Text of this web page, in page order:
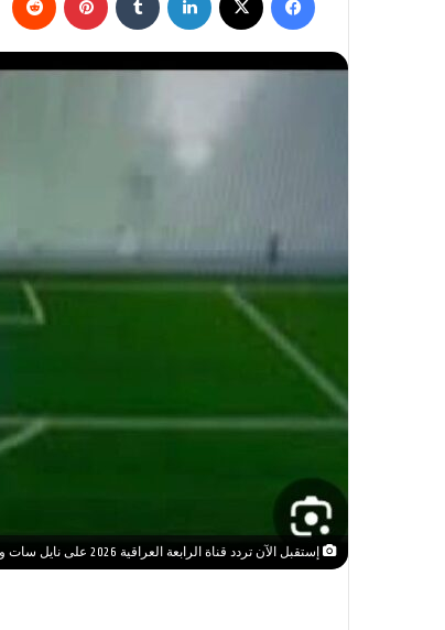
إستقبل الآن تردد قناة الرابعة العراقية 2026 على نايل سات وتمتع بأقوى البرامج بجودة فائقة